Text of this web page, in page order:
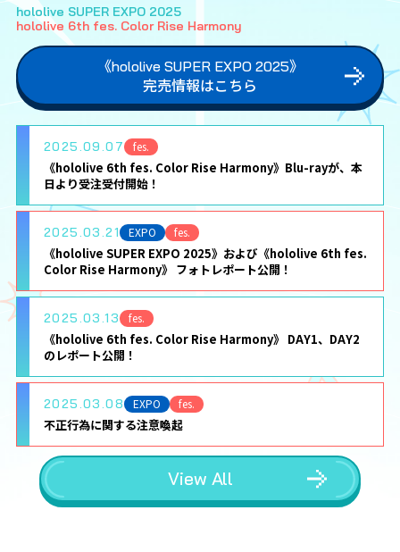
hololive SUPER EXPO 2025
hololive 6th fes. Color Rise Harmony
View All
《hololive SUPER EXPO 2025》
完売情報はこちら
2025.09.07 fes.
《hololive 6th fes. Color Rise Harmony》Blu-rayが、本
日より受注受付開始！
2025.03.21 EXPO fes.
《hololive SUPER EXPO 2025》および《hololive 6th fes.
Color Rise Harmony》 フォトレポート公開！
2025.03.13 fes.
《hololive 6th fes. Color Rise Harmony》 DAY1、DAY2
のレポート公開！
2025.03.08 EXPO fes.
不正行為に関する注意喚起